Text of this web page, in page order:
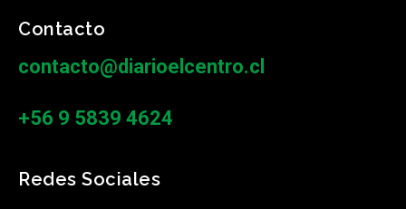
Contacto
contacto@diarioelcentro.cl
+56 9 5839 4624
Redes Sociales